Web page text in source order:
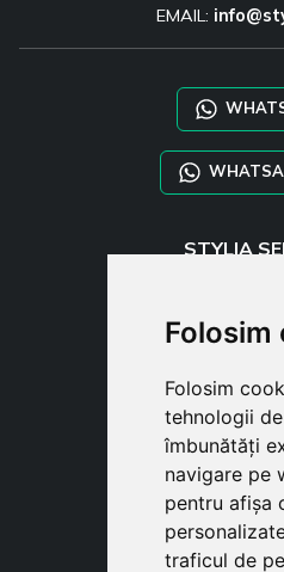
Folosim
tehnologii
îmbunătăți
navigare pe
pentru afișa
traficul de
EMAIL:
STYLIA
TAYLOR
CART